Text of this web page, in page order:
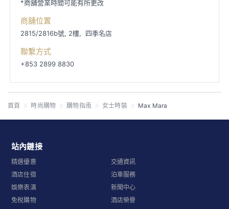
*商舖營業時間可能有所更改
商舖位置
2815/2816b號, 2樓, 四季名店
聯繫方式
+853 2899 8830
首頁 時尚購物 購物指南 女士時裝 Max Mara
站內鏈接
精選優惠
酒店住宿
娛樂表演
免稅購物
交通資訊
泊車服務
新聞中心
酒店榮譽